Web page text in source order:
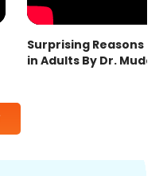
Surprising Reasons
in Adults By Dr.